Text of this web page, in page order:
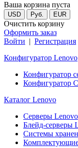
Ваша корзина пуста
USD Руб. EUR
Очистить корзину
Оформить заказ
Войти | Регистрация
Конфигуратор Lenovo
Конфигуратор
Конфигуратор
Каталог Lenovo
Серверы Lenovo
Блейд-серверы
Системы